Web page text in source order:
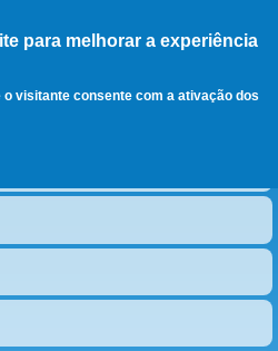
para melhorar a experiência
visitante consente com a ativação dos
, ir para a
página principal
visão diferente